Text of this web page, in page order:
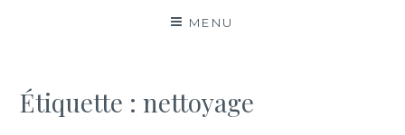
MENU
Étiquette : nettoyage